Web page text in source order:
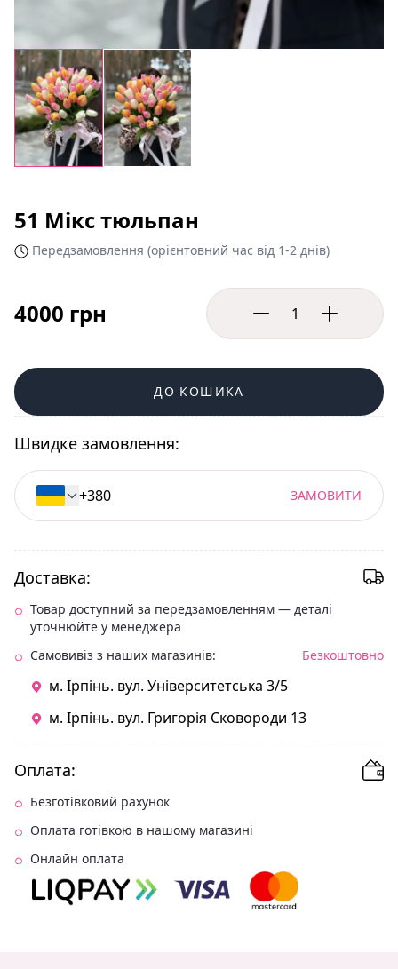
51 Мікс тюльпан
Передзамовлення (орієнтовний час від 1-2 днів)
4000 грн
ДО КОШИКА
Швидке замовлення:
ЗАМОВИТИ
Доставка:
Товар доступний за передзамовленням — деталі
уточнюйте у менеджера
Самовивіз з наших магазинів:
Безкоштовно
м. Ірпінь. вул. Університетська 3/5
м. Ірпінь. вул. Григорія Сковороди 13
Оплата:
Безготівковий рахунок
Оплата готівкою в нашому магазині
Онлайн оплата